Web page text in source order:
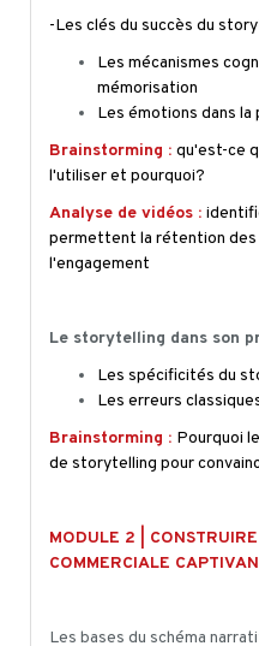
-Les clés du succès du
Les mécanismes
mémorisation
Les émotions dans la
Brainstorming : qu'est-ce
l'utiliser et pourquoi?
Analyse de vidéos :
permettent la rétention des
l'engagement
Le storytelling dans son
Les spécificités du
Les erreurs
Brainstorming : Pourquoi
de storytelling pour
MODULE 2 |
COMMERCIALE
Les bases du schéma